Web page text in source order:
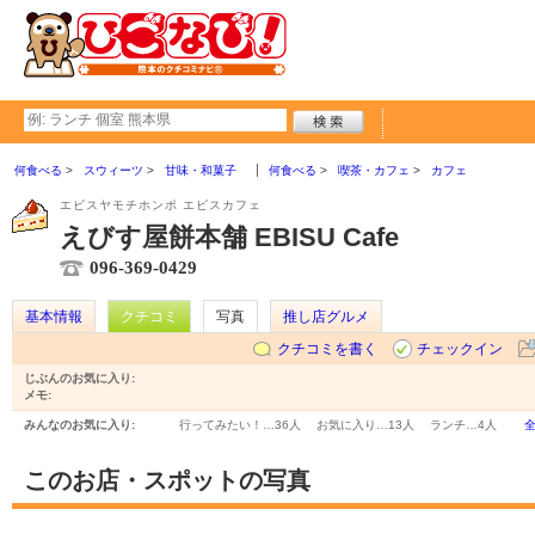
何食べる スウィーツ 甘味・和菓子 何食べる 喫茶・カフェ カフェ
エビスヤモチホンポ エビスカフェ
えびす屋餅本舗 EBISU Cafe
096-369-0429
基本情報 クチコミ 写真
推し店グルメ
クチコミを書く
チェックイン
じぶんのお気に入り:
メモ:
みんなのお気に入り: 行ってみたい！… 36人 お気に入り… 13人 ランチ… 4人
このお店・スポットの写真